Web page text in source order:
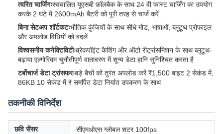
त्वरित चार्जिंगःस्वचालित यूएसबी फ़ॉलबैक के साथ 24 वी फास्ट चार्जिंग का उपयोग
करके 2 घंटे में 2600mAh बैटरी को पूरी तरह से चार्ज करें
बिना सेटअप शॉर्टकटःभौतिक कुंजियों के साथ सीधे मोड, भाषाओं, ब्लूटूथ प्रोफाइल
और अपलोड विधियों को बदलें
विश्वसनीय कनेक्टिविटीःब्रेकपॉइंट कैशिंग और ऑटो रीट्रांसमिशन के साथ ब्लूटूथ-
बढ़ाया एल्गोरिदम चुनौतीपूर्ण वातावरण में शून्य डेटा हानि सुनिश्चित करता है
टर्बोचार्ज डेटा ट्रांसफरःबड़े बैचों को तुरंत अपलोड करें ₹1,500 बाइट 2 सेकंड में,
86KB 10 सेकंड में ₹ समर्पित डेटा निर्यात उपकरण के साथ
तकनीकी विनिर्देश
छवि सेंसर सीएमओएस ग्लोबल शटर 100fps